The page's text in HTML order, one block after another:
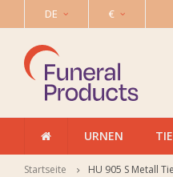
DE €
URNEN
Startseite HU 905 S Metall